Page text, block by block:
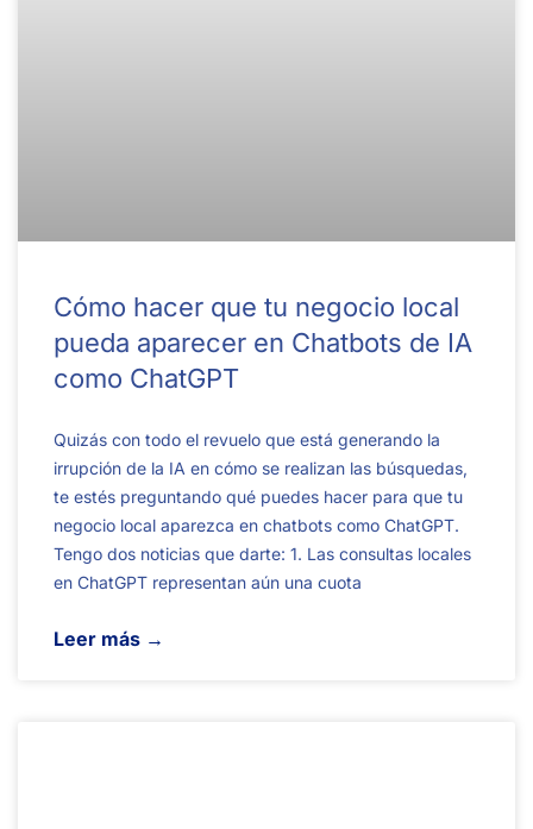
Cómo hacer que tu negocio local
pueda aparecer en Chatbots de IA
como ChatGPT
Quizás con todo el revuelo que está generando la
irrupción de la IA en cómo se realizan las búsquedas,
te estés preguntando qué puedes hacer para que tu
negocio local aparezca en chatbots como ChatGPT.
Tengo dos noticias que darte: 1. Las consultas locales
en ChatGPT representan aún una cuota
Leer más →